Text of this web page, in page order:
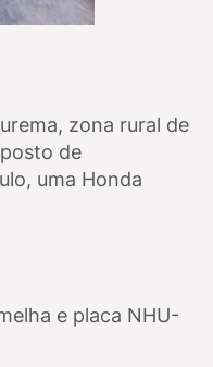
zona rural de
de
uma Honda
e placa NHU-